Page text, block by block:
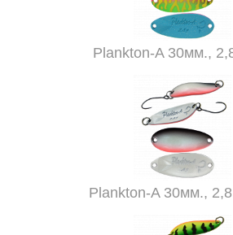
Plankton-A 30мм.,
Plankton-A 30мм., 2,8